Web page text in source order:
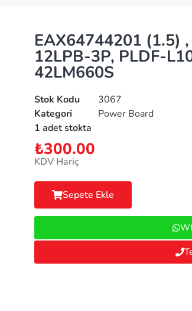
EAX64744201 (1.5)
12LPB-3P, PLDF-
42LM660S
Stok Kodu
3067
Kategori
Power Board
1 adet stokta
₺300.00
KDV Hariç
Sepete Ekle